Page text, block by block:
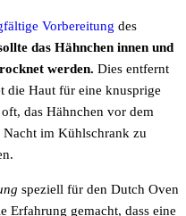
Vorbereitung des
das Hähnchen innen und
werden. Dies entfernt
die Haut für eine knusprige
das Hähnchen vor dem
im Kühlschrank zu
speziell für den Dutch Oven
Erfahrung gemacht, dass eine